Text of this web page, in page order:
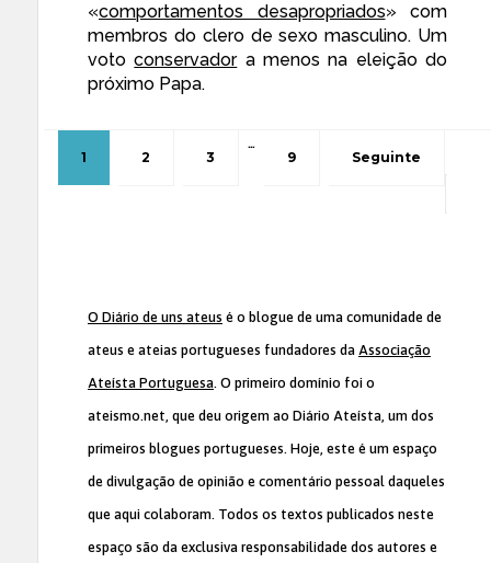
«comportamentos desapropriados» com
membros do clero de sexo masculino. Um
votoconservadora menos na eleição do
próximo Papa.
1 2 3
…
9 Seguinte
O Diário de uns ateus é o blogue de uma comunidade de
ateus e ateias portugueses fundadores da Associação
Ateísta Portuguesa. O primeiro domínio foi o
ateismo.net, que deu origem ao Diário Ateísta, um dos
primeiros blogues portugueses. Hoje, este é um espaço
de divulgação de opinião e comentário pessoal daqueles
que aqui colaboram. Todos os textos publicados neste
espaço são da exclusiva responsabilidade dos autores e